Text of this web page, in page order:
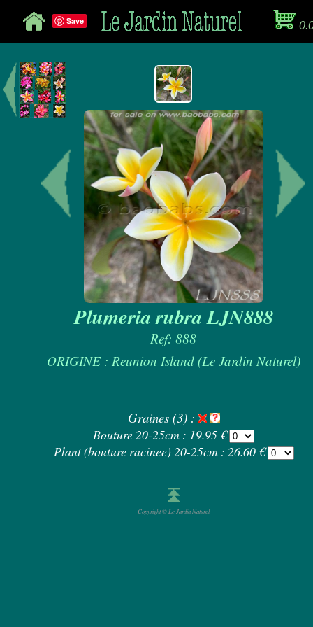
Save
Plumeria rubra LJN888
Ref: 888
ORIGINE : Reunion Island (Le Jardin Naturel)
Graines (3) :
Bouture 20-25cm : 19.95 €
Plant (bouture racinee) 20-25cm : 26.60 €
Copyright © Le Jardin Naturel